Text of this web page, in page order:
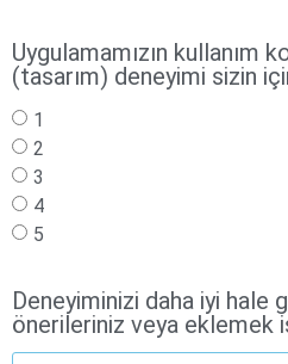
Uygulamamızın kullanım
(tasarım) deneyimi sizin
1
2
3
4
5
Deneyiminizi daha iyi hale
önerileriniz veya eklemek